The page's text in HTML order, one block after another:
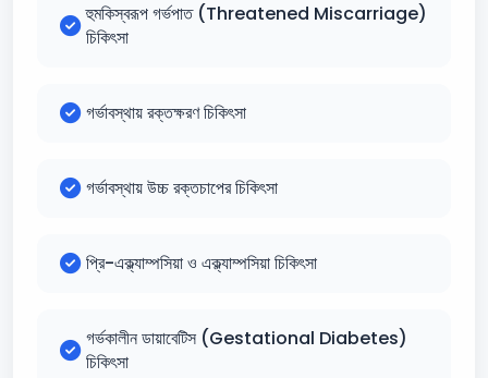
হুমকিস্বরূপ গর্ভপাত (Threatened Miscarriage)
চিকিৎসা
গর্ভাবস্থায় রক্তক্ষরণ চিকিৎসা
গর্ভাবস্থায় উচ্চ রক্তচাপের চিকিৎসা
প্রি-এক্ল্যাম্পসিয়া ও এক্ল্যাম্পসিয়া চিকিৎসা
গর্ভকালীন ডায়াবেটিস (Gestational Diabetes)
চিকিৎসা